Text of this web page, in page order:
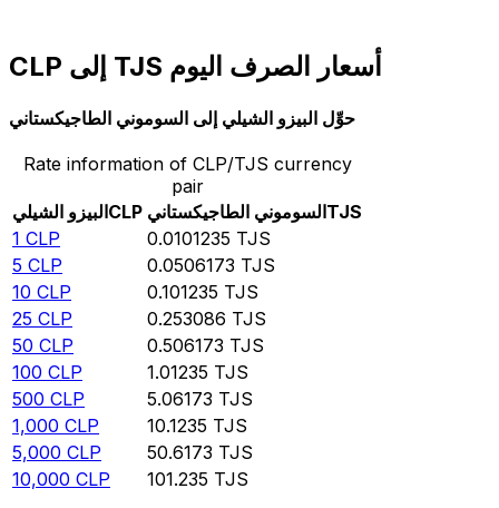
CLP إلى TJS أسعار الصرف اليوم
حوِّل البيزو الشيلي إلى السوموني الطاجيكستاني
Rate information of CLP/TJS currency
pair
البيزو الشيليCLP السوموني الطاجيكستانيTJS
1 CLP 0.0101235 TJS
5 CLP 0.0506173 TJS
10 CLP 0.101235 TJS
25 CLP 0.253086 TJS
50 CLP 0.506173 TJS
100 CLP 1.01235 TJS
500 CLP 5.06173 TJS
1,000 CLP 10.1235 TJS
5,000 CLP 50.6173 TJS
10,000 CLP 101.235 TJS